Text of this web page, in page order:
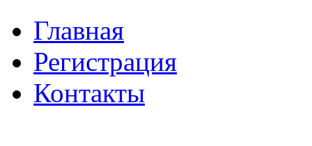
Главная
Регистрация
Контакты